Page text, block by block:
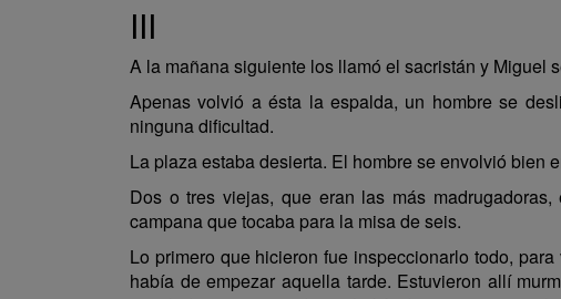
III
A la mañana siguiente los llamó el sacristán y Miguel
Apenas volvió a ésta la espalda, un hombre se
ninguna dificultad.
La plaza estaba desierta. El hombre se envolvió bien
Dos o tres viejas, que eran las más
campana que tocaba para la misa de seis.
Lo primero que hicieron fue inspeccionarlo todo,
había de empezar aquella tarde. Estuvieron allí